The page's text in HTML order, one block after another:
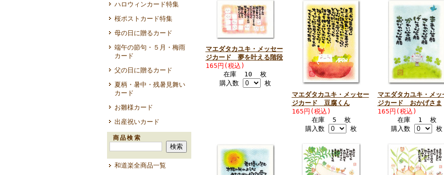
ハロウィンカード特集
桜ポストカード特集
母の日に贈るカード
端午の節句・５月・梅雨
カード
父の日に贈るカード
夏柄・暑中・残暑見舞い
カード
お雛様カード
出産祝いカード
商品検索
和道楽全商品一覧
マエダタカユキ・メッセー
ジカード 夢を叶える階段
165円(税込)
在庫 10 枚
購入数
枚
マエダタカユキ・メッセー
ジカード 豆腐くん
165円(税込)
在庫 5 枚
購入数
枚
マエダタカユキ・メッ
ジカード おかげさま
165円(税込)
在庫 1 枚
購入数
枚